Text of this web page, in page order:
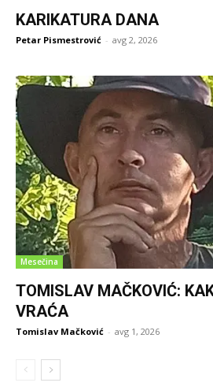
KARIKATURA DANA
Petar Pismestrović - avg 2, 2026
Mesečina
TOMISLAV MAČKOVIĆ:
VRAĆA
Tomislav Mačković - avg 1, 2026